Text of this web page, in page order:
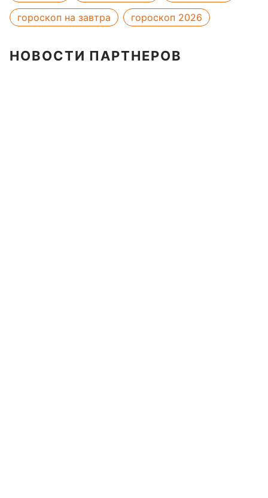
гороскоп на завтра
гороскоп 2026
НОВОСТИ ПАРТНЕРОВ